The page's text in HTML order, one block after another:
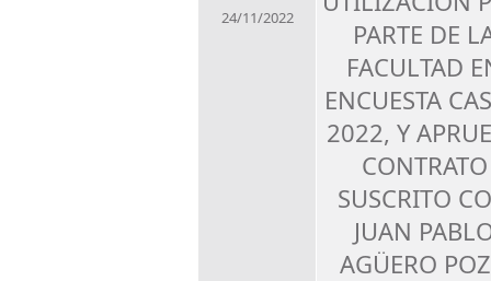
24/11/2022
PARTE DE
FACULTAD
ENCUESTA
2022, Y
CONTRATO
SUSCRITO
JUAN
AGÜERO